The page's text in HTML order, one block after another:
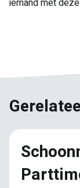
iemand met